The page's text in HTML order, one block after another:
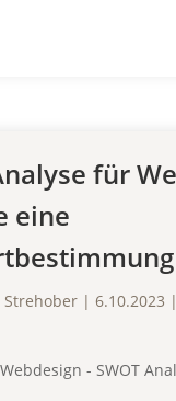
für
eine
| 6.10.2023 |